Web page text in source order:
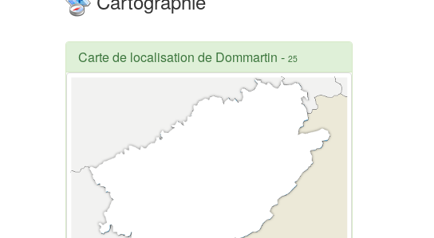
Carte de localisation de Dommartin - 25